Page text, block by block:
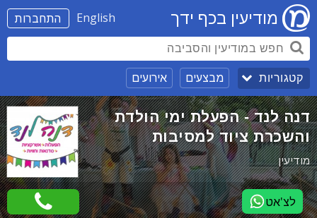
התחברות English מודיעין בכף ידך
קטגוריות מבצעים אירועים
דנה לנד - הפעלת ימי הולדת
והשכרת ציוד למסיבות
מודיעין
לצ'אט